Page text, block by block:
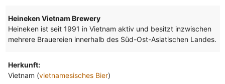
Heineken Vietnam Brewery
Heineken ist seit 1991 in Vietnam aktiv und besitzt inzwischen
mehrere Brauereien innerhalb des Süd-Ost-Asiatischen Landes.
Herkunft:
Vietnam (vietnamesisches Bier)